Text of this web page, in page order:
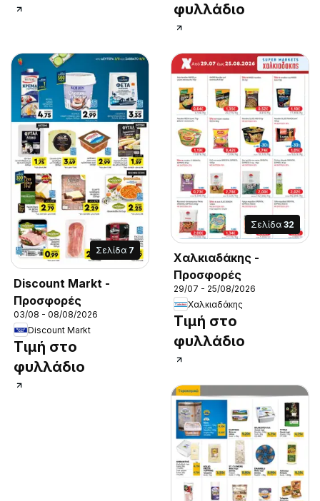
φυλλάδιο
Σελίδα 7
Discount Markt -
Προσφορές
03/08 - 08/08/2026
Discount Markt
Τιμή στο
φυλλάδιο
Σελίδα 32
Χαλκιαδάκης -
Προσφορές
29/07 - 25/08/2026
Χαλκιαδάκης
Τιμή στο
φυλλάδιο